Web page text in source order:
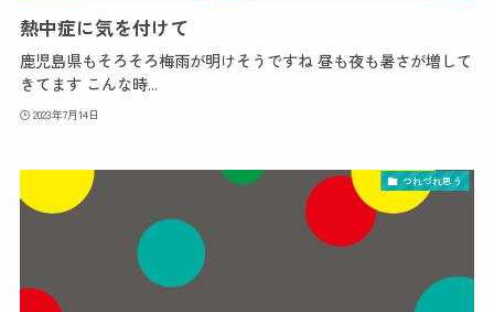
熱中症に気を付けて
鹿児島県もそろそろ梅雨が明けそうですね 昼も夜も暑さが増して
きてます こんな時...
2023年7月14日
つれづれ思う